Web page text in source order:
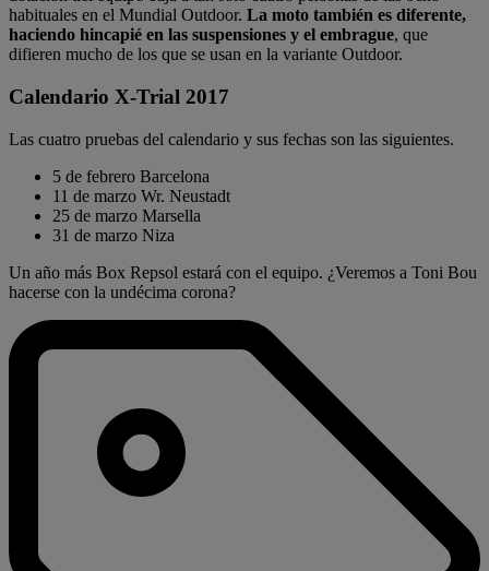
habituales en el Mundial Outdoor. La moto también es diferente,
haciendo hincapié en las suspensiones y el embrague, que
difieren mucho de los que se usan en la variante Outdoor.
Calendario X-Trial 2017
Las cuatro pruebas del calendario y sus fechas son las siguientes.
5 de febrero Barcelona
11 de marzo Wr. Neustadt
25 de marzo Marsella
31 de marzo Niza
Un año más Box Repsol estará con el equipo. ¿Veremos a Toni Bou
hacerse con la undécima corona?